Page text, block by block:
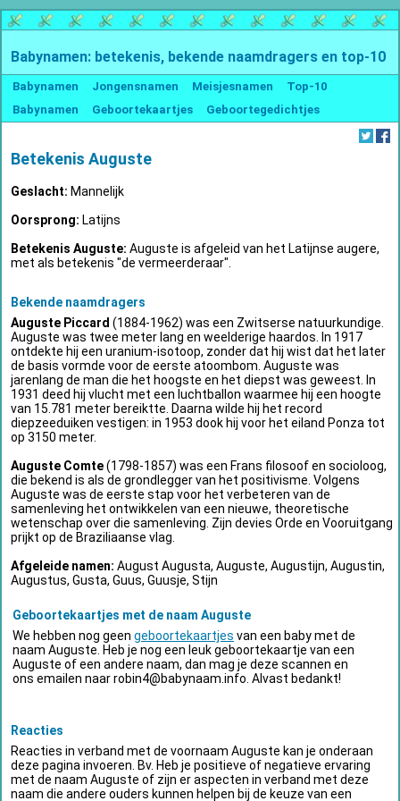
Babynamen: betekenis, bekende naamdragers en top-10
Babynamen Jongensnamen Meisjesnamen
Top-10
Babynamen
Geboortekaartjes Geboortegedichtjes
Betekenis Auguste
Geslacht: Mannelijk
Oorsprong: Latijns
Betekenis Auguste: Auguste is afgeleid van het Latijnse augere,
met als betekenis "de vermeerderaar".
Bekende naamdragers
Auguste Piccard (1884-1962) was een Zwitserse natuurkundige.
Auguste was twee meter lang en weelderige haardos. In 1917
ontdekte hij een uranium-isotoop, zonder dat hij wist dat het later
de basis vormde voor de eerste atoombom. Auguste was
jarenlang de man die het hoogste en het diepst was geweest. In
1931 deed hij vlucht met een luchtballon waarmee hij een hoogte
van 15.781 meter bereiktte. Daarna wilde hij het record
diepzeeduiken vestigen: in 1953 dook hij voor het eiland Ponza tot
op 3150 meter.
Auguste Comte(1798-1857) was een Frans filosoof en socioloog,
die bekend is als de grondlegger van het positivisme. Volgens
Auguste was de eerste stap voor het verbeteren van de
samenleving het ontwikkelen van een nieuwe, theoretische
wetenschap over die samenleving. Zijn devies Orde en Vooruitgang
prijkt op de Braziliaanse vlag.
Afgeleide namen: August Augusta, Auguste, Augustijn, Augustin,
Augustus, Gusta, Guus, Guusje, Stijn
Geboortekaartjes met de naam Auguste
We hebben nog geen geboortekaartjes van een baby met de
naam Auguste. Heb je nog een leuk geboortekaartje van een
Auguste of een andere naam, dan mag je deze scannen en
ons emailen naarrobin4@babynaam.info . Alvast bedankt!
Reacties
Reacties in verband met de voornaam Auguste kan je onderaan
deze pagina invoeren. Bv. Heb je positieve of negatieve ervaring
met de naam Auguste of zijn er aspecten in verband met deze
naam die andere ouders kunnen helpen bij de keuze van een